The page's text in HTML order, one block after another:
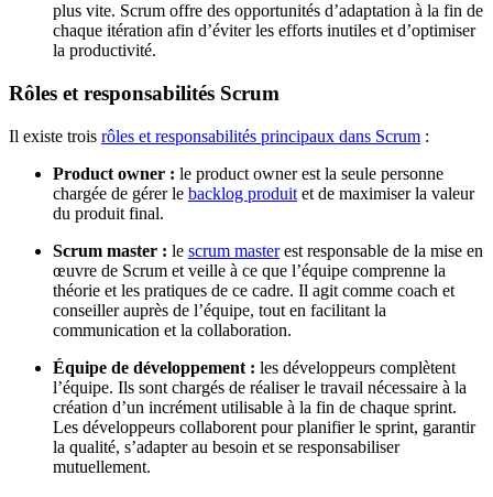
plus vite. Scrum offre des opportunités d’adaptation à la fin de
chaque itération afin d’éviter les efforts inutiles et d’optimiser
la productivité.
Rôles et responsabilités Scrum
Il existe trois rôles et responsabilités principaux dans Scrum :
Product owner : le product owner est la seule personne
chargée de gérer le backlog produit et de maximiser la valeur
du produit final.
Scrum master : le scrum masterest responsable de la mise en
œuvre de Scrum et veille à ce que l’équipe comprenne la
théorie et les pratiques de ce cadre. Il agit comme coach et
conseiller auprès de l’équipe, tout en facilitant la
communication et la collaboration.
Équipe de développement : les développeurs complètent
l’équipe. Ils sont chargés de réaliser le travail nécessaire à la
création d’un incrément utilisable à la fin de chaque sprint.
Les développeurs collaborent pour planifier le sprint, garantir
la qualité, s’adapter au besoin et se responsabiliser
mutuellement.